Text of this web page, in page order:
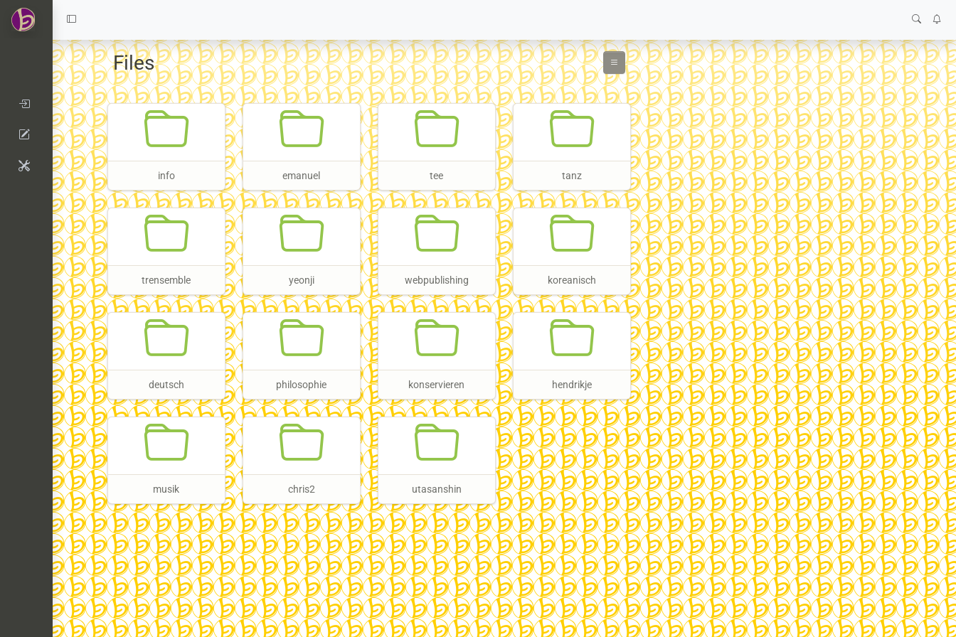
Files
info emanuel tee tanz
trensemble yeonji webpublishing koreanisch
deutsch philosophie konservieren hendrikje
musik chris2 utasanshin